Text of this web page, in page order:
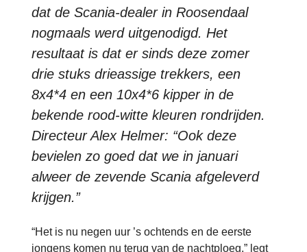
dat de Scania-dealer in Roosendaal
nogmaals werd uitgenodigd. Het
resultaat is dat er sinds deze zomer
drie stuks drieassige trekkers, een
8x4*4 en een 10x4*6 kipper in de
bekende rood-witte kleuren rondrijden.
Directeur Alex Helmer: “Ook deze
bevielen zo goed dat we in januari
alweer de zevende Scania afgeleverd
krijgen.”
“Het is nu negen uur ’s ochtends en de eerste
jongens komen nu terug van de nachtploeg,” legt